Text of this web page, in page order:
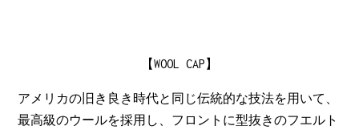
【WOOL CAP】
アメリカの旧き良き時代と同じ伝統的な技法を用いて、
最高級のウールを採用し、フロントに型抜きのフエルト